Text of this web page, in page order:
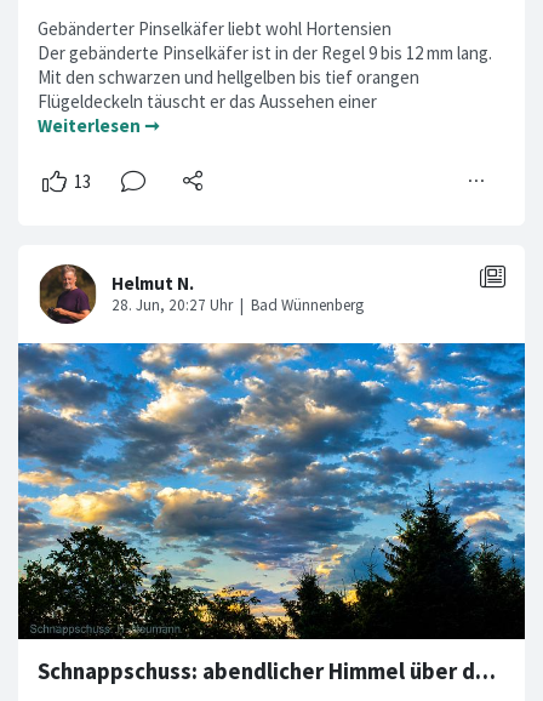
Gebänderter Pinselkäfer liebt wohl Hortensien
Der gebänderte Pinselkäfer ist in der Regel 9 bis 12 mm lang.
Mit den schwarzen und hellgelben bis tief orangen
Flügeldeckeln täuscht er das Aussehen einer
Weiterlesen ➞
Schnappschuss: abendlicher Himmel über dem Empertal von Leiberg